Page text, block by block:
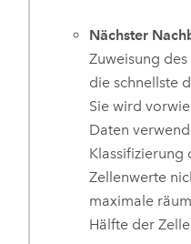
Nächster
Zuweisung
die schnellste
Sie wird
Daten
Klassifizierung
Zellenwerte
maximale
Hälfte der